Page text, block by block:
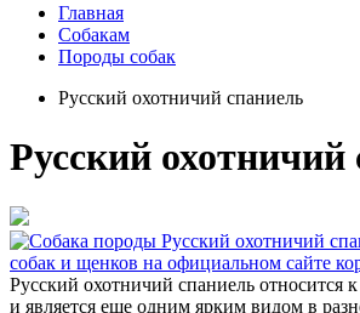
Главная
Собакам
Породы собак
Русский охотничий спаниель
Русский охотничий
Русский охотничий спаниель относится
и является еще одним ярким видом в